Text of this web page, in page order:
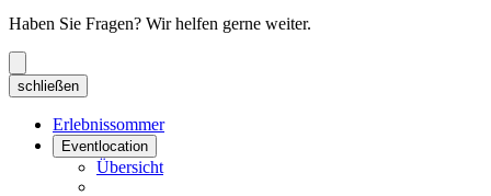
Haben Sie Fragen? Wir helfen gerne weiter.
schließen
Erlebnissommer
Eventlocation
Übersicht